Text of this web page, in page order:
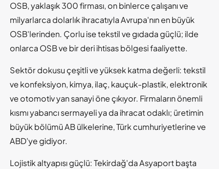
OSB, yaklaşık 300 firması, on binlerce çalışanı ve
milyarlarca dolarlık ihracatıyla Avrupa'nın en büyük
OSB'lerinden. Çorlu ise tekstil ve gıdada güçlü; ilde
onlarca OSB ve bir deri ihtisas bölgesi faaliyette.
Sektör dokusu çeşitli ve yüksek katma değerli: tekstil
ve konfeksiyon, kimya, ilaç, kauçuk-plastik, elektronik
ve otomotiv yan sanayi öne çıkıyor. Firmaların önemli
kısmı yabancı sermayeli ya da ihracat odaklı; üretimin
büyük bölümü AB ülkelerine, Türk cumhuriyetlerine ve
ABD'ye gidiyor.
Lojistik altyapısı güçlü: Tekirdağ'da Asyaport başta